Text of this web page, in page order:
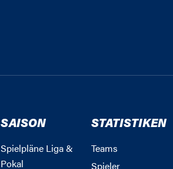
SAISON
Spielpläne Liga &
Pokal
STATISTIKEN
Teams
Spieler